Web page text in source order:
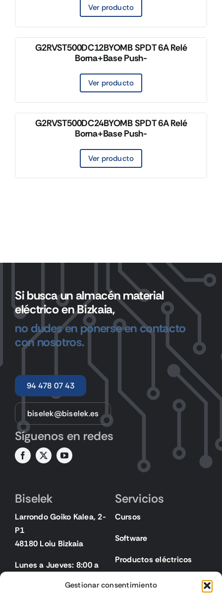
Gestionar consentimiento
Ver producto
G2RVST500DC12BYOMB SPDT 6A Relé
Borna+Base Push-
Ver producto
G2RVST500DC24BYOMB SPDT 6A Relé
Borna+Base Push-
Ver producto
Si busca un almacén material
eléctrico en Bizkaia,
no dudes en ponerse en contacto
con nosotros.
94 478 07 43
biselek@biselek.es
Síguenos en redes
Biselek
Larrondo Goiko Kalea, 2-
P1
48180 Loiu Bizkaia
Lunes a Jueves: 8:00 a
Servicios
Cursos
Software
Productos eléctricos